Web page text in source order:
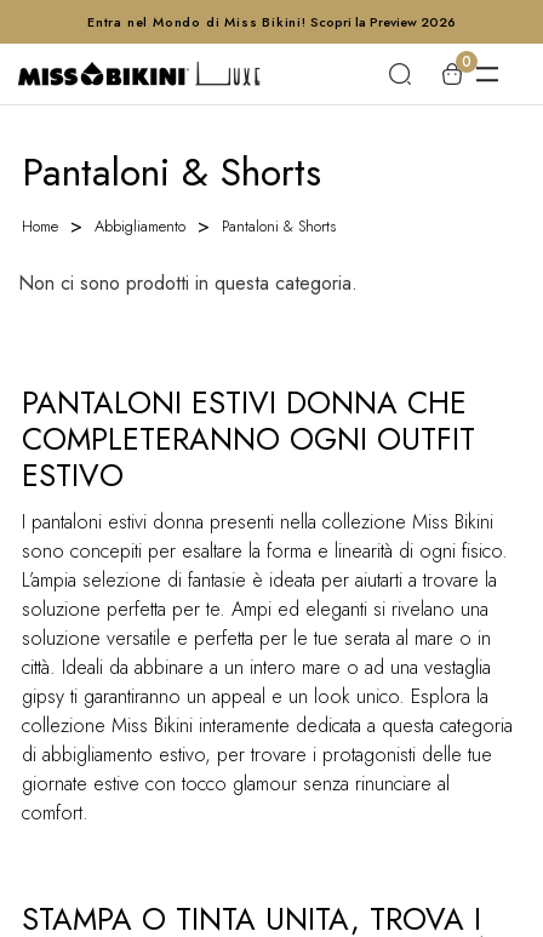
Entra nel Mondo di Miss Bikini! Scopri la Preview 2026
0
Pantaloni & Shorts
Home Abbigliamento Pantaloni & Shorts
Non ci sono prodotti in questa categoria.
PANTALONI ESTIVI DONNA CHE
COMPLETERANNO OGNI OUTFIT
ESTIVO
I pantaloni estivi donna presenti nella collezione Miss Bikini
sono concepiti per esaltare la forma e linearità di ogni fisico.
L’ampia selezione di fantasie è ideata per aiutarti a trovare la
soluzione perfetta per te. Ampi ed eleganti si rivelano una
soluzione versatile e perfetta per le tue serata al mare o in
città. Ideali da abbinare a un intero mare o ad una vestaglia
gipsy ti garantiranno un appeal e un look unico. Esplora la
collezione Miss Bikini interamente dedicata a questa categoria
di abbigliamento estivo, per trovare i protagonisti delle tue
giornate estive con tocco glamour senza rinunciare al
comfort.
STAMPA O TINTA UNITA, TROVA I